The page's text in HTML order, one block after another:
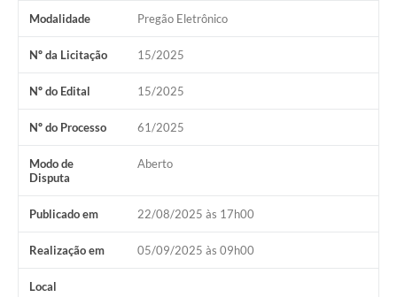
Modalidade Pregão Eletrônico
Nº da Licitação 15/2025
Nº do Edital 15/2025
Nº do Processo 61/2025
Modo de
Disputa
Aberto
Publicado em 22/08/2025 às 17h00
Realização em 05/09/2025 às 09h00
Local